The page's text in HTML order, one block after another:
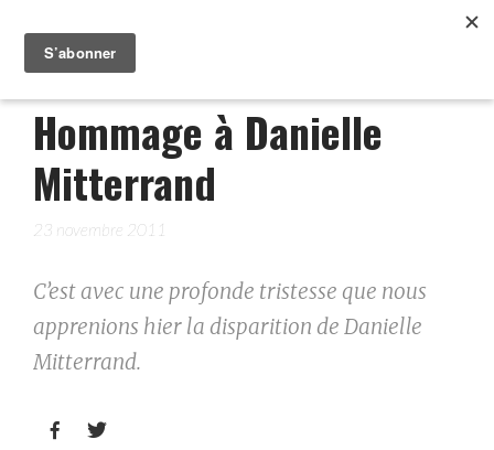
Hommage à Danielle
Mitterrand
23 novembre 2011
C’est avec une profonde tristesse que nous
apprenions hier la disparition de Danielle
Mitterrand.
 